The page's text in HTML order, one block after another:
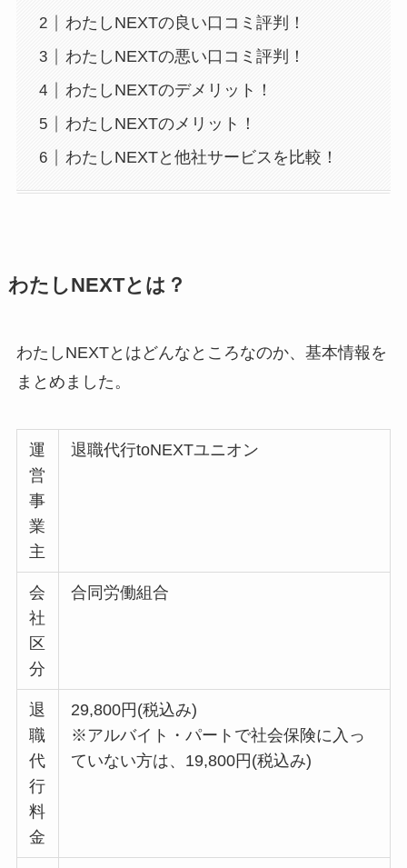
わたしNEXTの良い口コミ評判！
わたしNEXTの悪い口コミ評判！
わたしNEXTのデメリット！
わたしNEXTのメリット！
わたしNEXTと他社サービスを比較！
わたしNEXTとは？
わたしNEXTとはどんなところなのか、基本情報を
まとめました。
運
営
事
業
主
退職代行toNEXTユニオン
会
社
区
分
合同労働組合
退
職
代
行
料
金
29,800円(税込み)
※アルバイト・パートで社会保険に入っ
ていない方は、19,800円(税込み)